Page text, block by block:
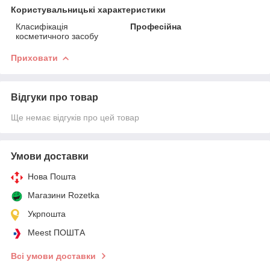
Користувальницькі характеристики
Класифікація
косметичного засобу
Професійна
Приховати
Відгуки про товар
Ще немає відгуків про цей товар
Умови доставки
Нова Пошта
Магазини Rozetka
Укрпошта
Meest ПОШТА
Всі умови доставки